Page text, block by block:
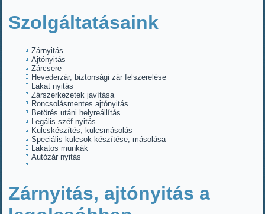
Szolgáltatásaink
Zárnyitás
Ajtónyitás
Zárcsere
Hevederzár, biztonsági zár felszerelése
Lakat nyitás
Zárszerkezetek javítása
Roncsolásmentes ajtónyitás
Betörés utáni helyreállítás
Legális széf nyitás
Kulcskészítés, kulcsmásolás
Speciális kulcsok készítése, másolása
Lakatos munkák
Autózár nyitás
Zárnyitás, ajtónyitás a